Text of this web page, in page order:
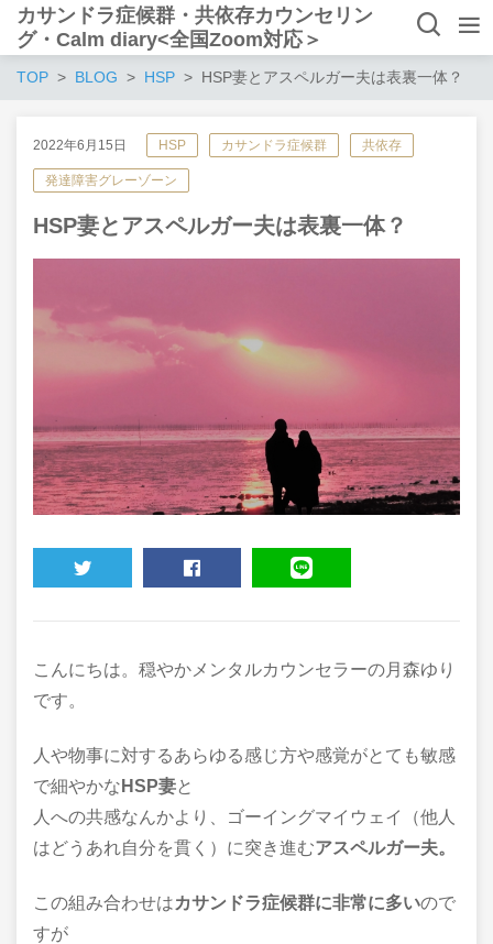
カサンドラ症候群・共依存カウンセリン
グ・Calm diary<全国Zoom対応＞
TOP BLOG HSP HSP妻とアスペルガー夫は表裏一体？
2022年6月15日 HSP カサンドラ症候群 共依存
発達障害グレーゾーン
HSP妻とアスペルガー夫は表裏一体？
こんにちは。穏やかメンタルカウンセラーの月森ゆり
です。
人や物事に対するあらゆる感じ方や感覚がとても敏感
で細やかな HSP妻と
人への共感なんかより、ゴーイングマイウェイ（他人
はどうあれ自分を貫く）に突き進むアスペルガー夫。
この組み合わせはカサンドラ症候群に非常に多いので
すが